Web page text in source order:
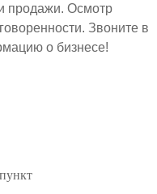
продажи. Осмотр
Звоните в
о бизнесе!